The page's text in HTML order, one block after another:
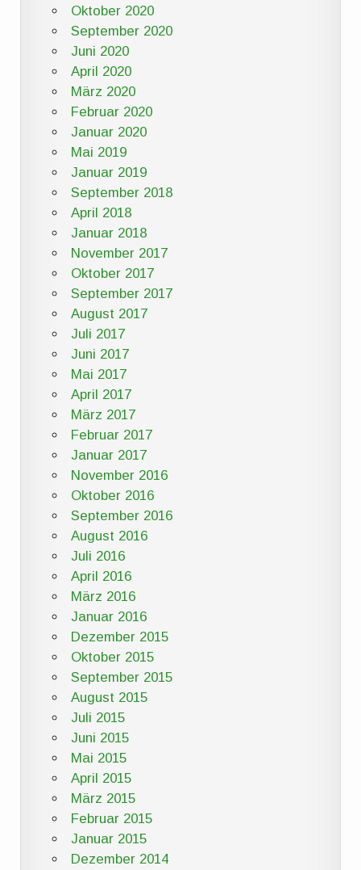
Oktober 2020
September 2020
Juni 2020
April 2020
März 2020
Februar 2020
Januar 2020
Mai 2019
Januar 2019
September 2018
April 2018
Januar 2018
November 2017
Oktober 2017
September 2017
August 2017
Juli 2017
Juni 2017
Mai 2017
April 2017
März 2017
Februar 2017
Januar 2017
November 2016
Oktober 2016
September 2016
August 2016
Juli 2016
April 2016
März 2016
Januar 2016
Dezember 2015
Oktober 2015
September 2015
August 2015
Juli 2015
Juni 2015
Mai 2015
April 2015
März 2015
Februar 2015
Januar 2015
Dezember 2014